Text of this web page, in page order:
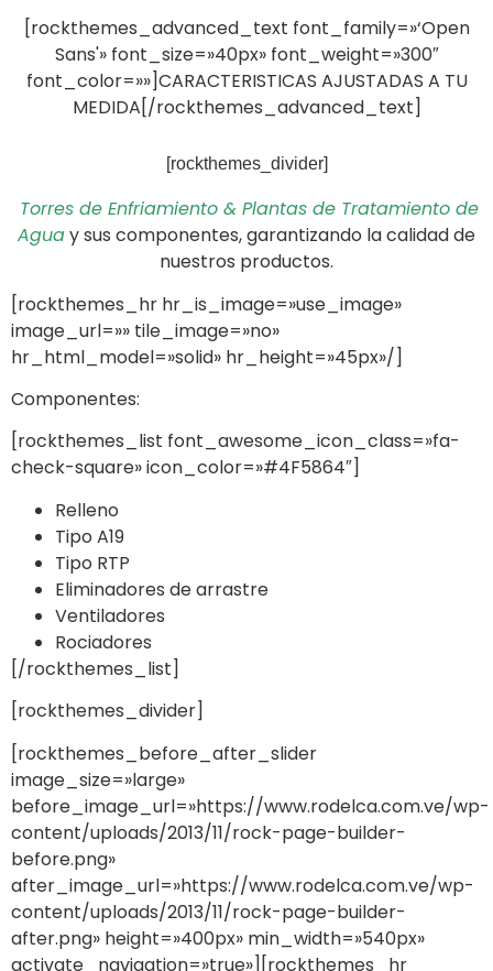
[rockthemes_advanced_text font_family=»‘Open
Sans'» font_size=»40px» font_weight=»300″
font_color=»»]CARACTERISTICAS AJUSTADAS A TU
MEDIDA[/rockthemes_advanced_text]
[rockthemes_divider]
Torres de Enfriamiento & Plantas de Tratamiento de
Aguay sus componentes, garantizando la calidad de
nuestros productos.
[rockthemes_hr hr_is_image=»use_image»
image_url=»» tile_image=»no»
hr_html_model=»solid» hr_height=»45px»/]
Componentes:
[rockthemes_list font_awesome_icon_class=»fa-
check-square» icon_color=»#4F5864″]
Relleno
Tipo A19
Tipo RTP
Eliminadores de arrastre
Ventiladores
Rociadores
[/rockthemes_list]
[rockthemes_divider]
[rockthemes_before_after_slider
image_size=»large»
before_image_url=»https://www.rodelca.com.ve/wp-
content/uploads/2013/11/rock-page-builder-
before.png»
after_image_url=»https://www.rodelca.com.ve/wp-
content/uploads/2013/11/rock-page-builder-
after.png» height=»400px» min_width=»540px»
activate_navigation=»true»][rockthemes_hr